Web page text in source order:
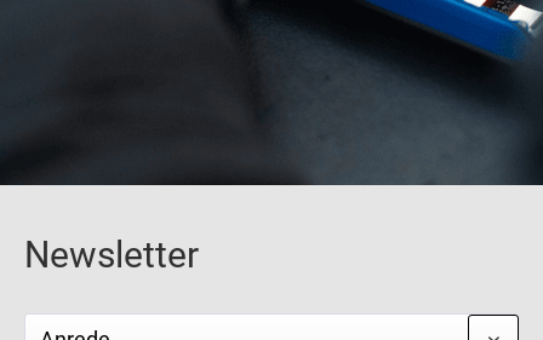
Newsletter